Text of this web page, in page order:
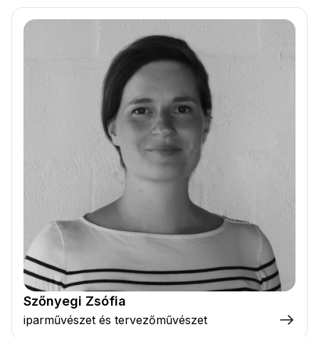
Szőnyegi Zsófia
iparművészet és tervezőművészet